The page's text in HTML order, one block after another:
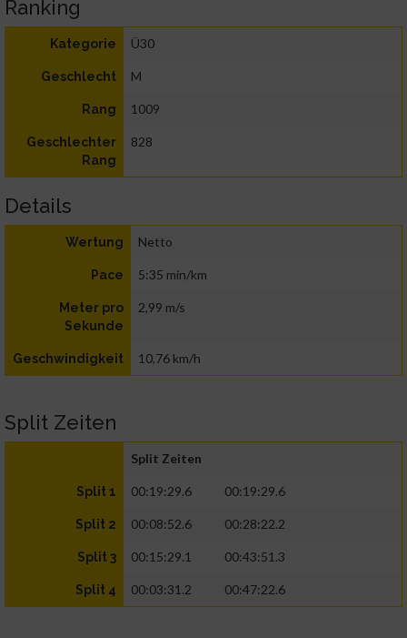
Ranking
Kategorie Ü30
Geschlecht M
Rang 1009
Geschlechter
Rang
828
Details
Wertung Netto
Pace 5:35 min/km
Meter pro
Sekunde
2,99 m/s
Geschwindigkeit 10,76 km/h
Split Zeiten
Split Zeiten
Split 1 00:19:29.6 00:19:29.6
Split 2 00:08:52.6 00:28:22.2
Split 3 00:15:29.1 00:43:51.3
Split 4 00:03:31.2 00:47:22.6